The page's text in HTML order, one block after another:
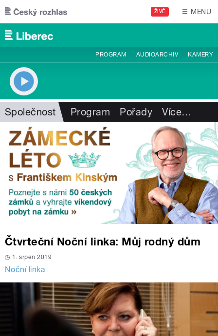
Přejít k hlavnímu obsahu
ŽIVĚ MENU
PROGRAM AUDIOARCHIV KAMERY
Společnost Program Pořady Více…
Čtvrteční Noční linka: Můj rodný dům
1. srpen 2019
Noční linka